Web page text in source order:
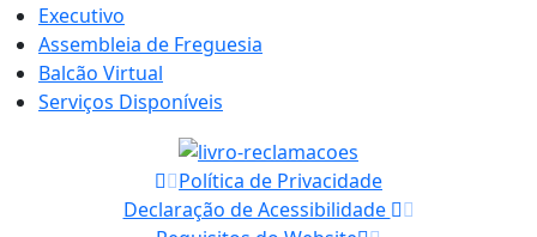
Executivo
Assembleia de Freguesia
Balcão Virtual
Serviços Disponíveis
Política de Privacidade
Declaração de Acessibilidade